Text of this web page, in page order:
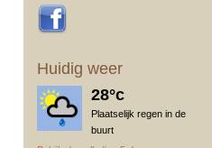
Huidig ​​weer
28°c
Plaatselijk regen in de
buurt